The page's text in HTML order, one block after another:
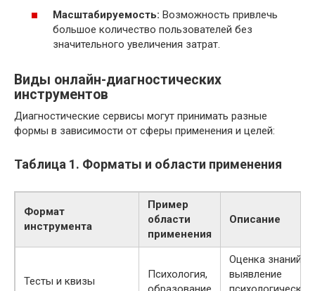
Масштабируемость: Возможность привлечь
большое количество пользователей без
значительного увеличения затрат.
Виды онлайн-диагностических
инструментов
Диагностические сервисы могут принимать разные
формы в зависимости от сферы применения и целей:
Таблица 1. Форматы и области применения
Формат
инструмента
Пример
области
применения
Описание
Тесты и квизы
Психология,
Оценка знаний,
выявление